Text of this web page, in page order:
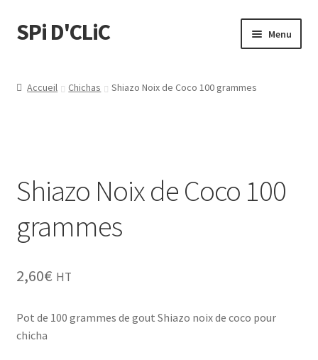
SPi D'CLiC Menu
Tubeuses/Rouleuses
Grinders
Accueil Chichas Shiazo Noix de Coco 100 grammes
Shiazo Noix de Coco 100
grammes
2,60€ HT
Pot de 100 grammes de gout Shiazo noix de coco pour
chicha